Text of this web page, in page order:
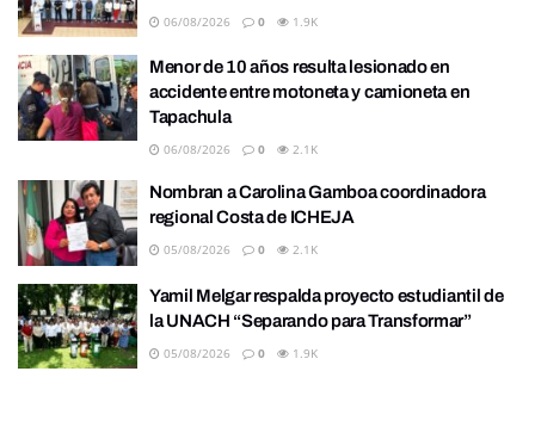
06/08/2026 0 1.9K
Menor de 10 años resulta lesionado en
accidente entre motoneta y camioneta en
Tapachula
06/08/2026 0 2.1K
Nombran a Carolina Gamboa coordinadora
regional Costa de ICHEJA
05/08/2026 0 2.1K
Yamil Melgar respalda proyecto estudiantil de
la UNACH “Separando para Transformar”
05/08/2026 0 1.9K